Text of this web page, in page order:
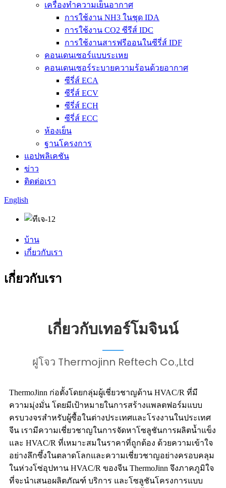
เครื่องทำความเย็นอากาศ
การใช้งาน NH3 ในชุด IDA
การใช้งาน CO2 ซีรีส์ IDC
การใช้งานสารฟรีออนในซีรี่ส์ IDF
คอนเดนเซอร์แบบระเหย
คอนเดนเซอร์ระบายความร้อนด้วยอากาศ
ซีรี่ส์ ECA
ซีรี่ส์ ECV
ซีรี่ส์ ECH
ซีรี่ส์ ECC
ห้องเย็น
ฐานโครงการ
แอปพลิเคชัน
ข่าว
ติดต่อเรา
English
บ้าน
เกี่ยวกับเรา
เกี่ยวกับเรา
เกี่ยวกับเทอร์โมจินน์
ฝูโจว Thermojinn Reftech Co.,Ltd
ThermoJinn ก่อตั้งโดยกลุ่มผู้เชี่ยวชาญด้าน HVAC/R ที่มี
ความมุ่งมั่น โดยมีเป้าหมายในการสร้างแพลตฟอร์มแบบ
ครบวงจรสำหรับผู้ซื้อในต่างประเทศและโรงงานในประเทศ
จีน เรามีความเชี่ยวชาญในการจัดหาโซลูชันการผลิตน้ำแข็ง
และ HVAC/R ที่เหมาะสมในราคาที่ถูกต้อง ด้วยความเข้าใจ
อย่างลึกซึ้งในตลาดโลกและความเชี่ยวชาญอย่างครอบคลุม
ในห่วงโซ่อุปทาน HVAC/R ของจีน ThermoJinn จึงภาคภูมิใจ
ที่จะนำเสนอผลิตภัณฑ์ บริการ และโซลูชันโครงการแบบ